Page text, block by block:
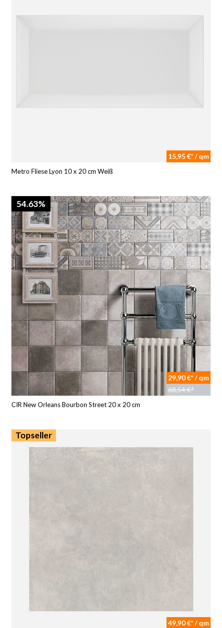
15,95 €* / qm
Metro Fliese Lyon 10 x 20 cm Weiß
54.63%
29,90 €* / qm
68,54 €*
CIR New Orleans Bourbon Street 20 x 20 cm
Topseller
49,90 €* / qm